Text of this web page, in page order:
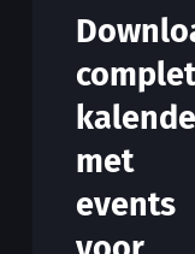
met
events